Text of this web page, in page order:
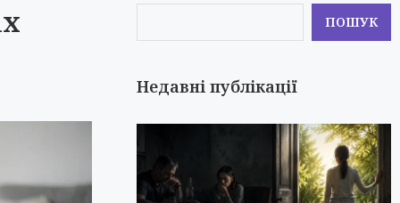
ПОШУК
Недавні публікації